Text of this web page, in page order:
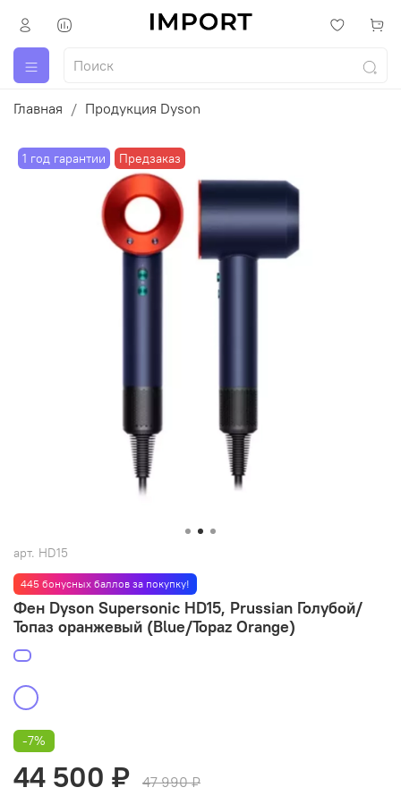
Главная Продукция Dyson
1 год гарантии Предзаказ
арт. HD15
445 бонусных баллов за покупку!
Фен Dyson Supersonic HD15, Prussian Голубой/
Топаз оранжевый (Blue/Topaz Orange)
-7%
44 500 ₽ 47 990 ₽